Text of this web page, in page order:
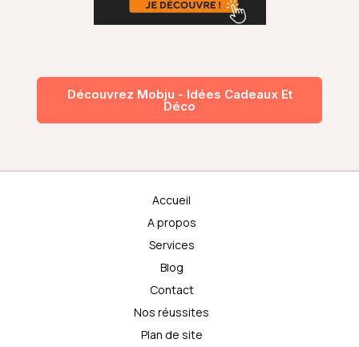
Découvrez Mobju - Idées Cadeaux Et
Déco
Accueil
A propos
Services
Blog
Contact
Nos réussites
Plan de site